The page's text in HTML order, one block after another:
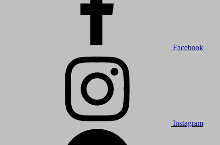
Facebook
Instagram